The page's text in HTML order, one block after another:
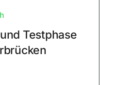
Testphase